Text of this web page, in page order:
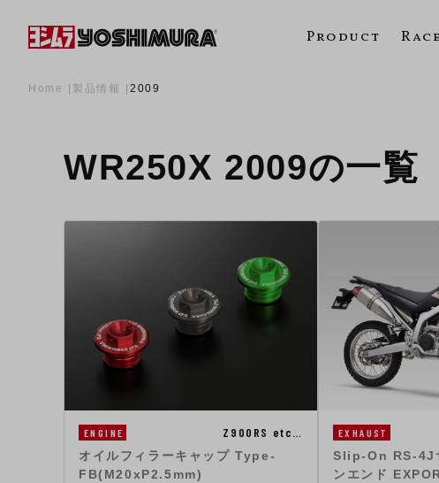
Product Race
Home 製品情報 2009
WR250X 2009の一覧
ENGINE Z900RS etc…
オイルフィラーキャップ Type-
FB(M20xP2.5mm)
EXHAUST
Slip-On RS-4J
ンエンド